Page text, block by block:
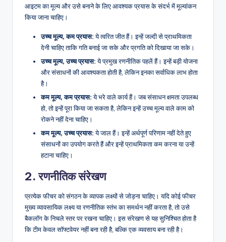
आइटम का मूल्य और उसे बनाने के लिए आवश्यक प्रयास के संदर्भ में मूल्यांकन
किया जाना चाहिए।
उच्च मूल्य, कम प्रयास:ये त्वरित जीत हैं। इन्हें जल्दी से प्राथमिकता
देनी चाहिए ताकि गति बनाई जा सके और प्रगति को दिखाया जा सके।
उच्च मूल्य, उच्च प्रयास:ये प्रमुख रणनीतिक पहलें हैं। इन्हें बड़ी योजना
और संसाधनों की आवश्यकता होती है, लेकिन इनका सर्वाधिक लाभ होता
है।
कम मूल्य, कम प्रयास:ये भरे वाले कार्य हैं। जब संसाधन क्षमता उपलब्ध
हो, तो इन्हें पूरा किया जा सकता है, लेकिन इन्हें उच्च मूल्य वाले काम को
रोकने नहीं देना चाहिए।
कम मूल्य, उच्च प्रयास:ये जाल हैं। इन्हें अर्थपूर्ण परिणाम नहीं देते हुए
संसाधनों का उपयोग करते हैं और इन्हें प्राथमिकता कम करना या उन्हें
हटाना चाहिए।
2. रणनीतिक संरेखण
प्रत्येक फीचर को संगठन के व्यापक लक्ष्यों से जोड़ना चाहिए। यदि कोई फीचर
मुख्य व्यावसायिक लक्ष्य या रणनीतिक स्तंभ का समर्थन नहीं करता है, तो उसे
बैकलॉग के निचले स्तर पर रखना चाहिए। इस संरेखण से यह सुनिश्चित होता है
कि टीम केवल सॉफ्टवेयर नहीं बना रही है, बल्कि एक व्यवसाय बना रही है।